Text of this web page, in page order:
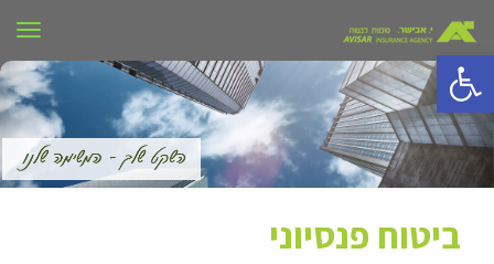
פתח סרגל נגישות
ביטוח פנסיוני